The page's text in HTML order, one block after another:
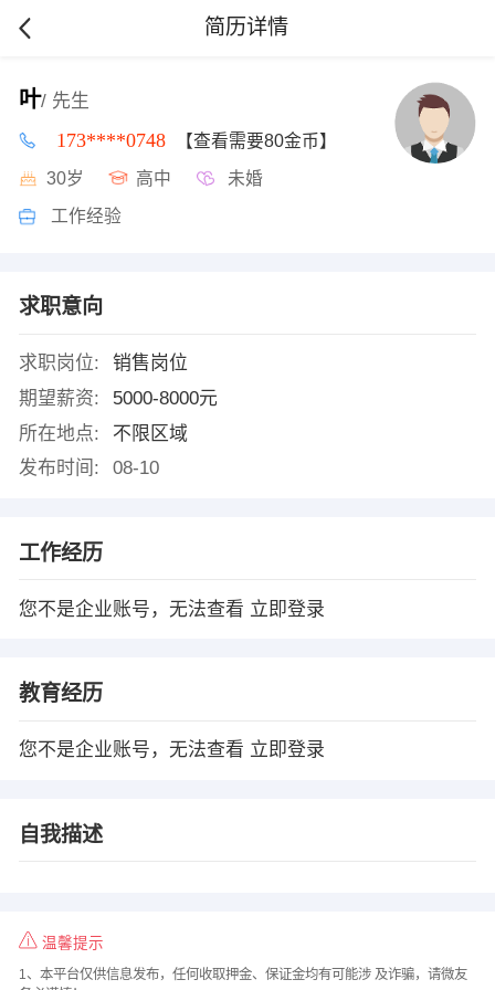
简历详情
叶/ 先生
173****0748 【查看需要80金币】
30岁 高中 未婚
工作经验
求职意向
求职岗位:
销售岗位
期望薪资:
5000-8000元
所在地点:
不限区域
发布时间:
08-10
工作经历
您不是企业账号，无法查看 立即登录
教育经历
您不是企业账号，无法查看 立即登录
自我描述
温馨提示
1、本平台仅供信息发布，任何收取押金、保证金均有可能涉 及诈骗，请微友